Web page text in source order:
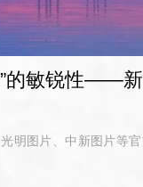
”的敏锐性——
明图片、中新图片等